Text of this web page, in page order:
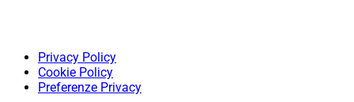
Privacy Policy
Cookie Policy
Preferenze Privacy